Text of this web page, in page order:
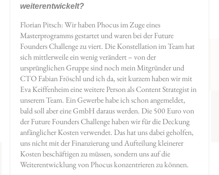
weiterentwickelt?
Florian Pitsch: Wir haben Phocus im Zuge eines
Masterprogramms gestartet und waren bei der Future
Founders Challenge zu viert. Die Konstellation im Team hat
sich mittlerweile ein wenig verändert – von der
ursprünglichen Gruppe sind noch mein Mitgründer und
CTO Fabian Fröschl und ich da, seit kurzem haben wir mit
Eva Keiffenheim eine weitere Person als Content Strategist in
unserem Team. Ein Gewerbe habe ich schon angemeldet,
bald soll aber eine GmbH daraus werden. Die 500 Euro von
der Future Founders Challenge haben wir für die Deckung
anfänglicher Kosten verwendet. Das hat uns dabei geholfen,
uns nicht mit der Finanzierung und Aufteilung kleinerer
Kosten beschäftigen zu müssen, sondern uns auf die
Weiterentwicklung von Phocus konzentrieren zu können.